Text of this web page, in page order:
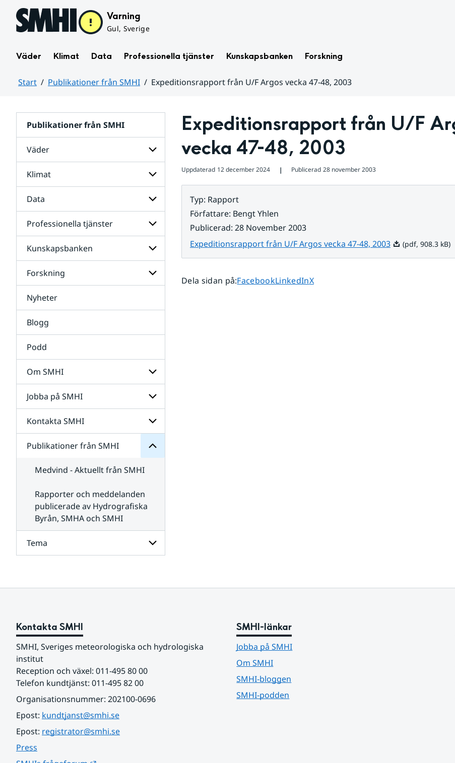
Hoppa till sidans innehåll Varning
Gul, Sverige
Väder Klimat Data Professionella tjänster Kunskapsbanken Forskning
Start Publikationer från SMHI
Expeditionsrapport från U/F Argos vecka 47-48, 2003
Publikationer från SMHI
Väder
Undersidor
för
Väder
Klimat
Undersidor
för
Klimat
Data
Undersidor
för
Data
Professionella tjänster
Undersidor
för
Professionella
tjänster
Kunskapsbanken
Undersidor
för
Forskning
för
Nyheter
Blogg
Podd
Om SMHI
Undersidor
för
Om
SMHI
Jobba på SMHI
Undersidor
för
Jobba
på
Kontakta SMHI
Undersidor
Kontakta
SMHI
Publikationer från SMHI
Undersidor
för
Publikationer
från
SMHI
Medvind - Aktuellt från SMHI
Rapporter och meddelanden
publicerade av Hydrografiska
Byrån, SMHA och SMHI
Tema
Tema
Expeditionsrapport från U/F
vecka 47-48, 2003
Uppdaterad 12 december 2024 ❘ Publicerad 28 november 2003
Typ: Rapport
Författare: Bengt Yhlen
Publicerad: 28 November 2003
Expeditionsrapport från U/F Argos vecka 47-48, 2003Pdf, 908.3 kB.
(pdf, 908.3 kB)
Dela sidan på:Dela sidan på
FacebookDela sidan på
LinkedInDela sidan på
X
Kontakta SMHI
SMHI, Sveriges meteorologiska och hydrologiska
institut
Reception och växel: 011-495 80 00
Telefon kundtjänst: 011-495 82 00
Organisationsnummer: 202100-0696
Epost: kundtjanst@smhi.se
Epost: registrator@smhi.se
Press
SMHI-länkar
Jobba på SMHI
Om SMHI
SMHI-bloggen
SMHI-podden